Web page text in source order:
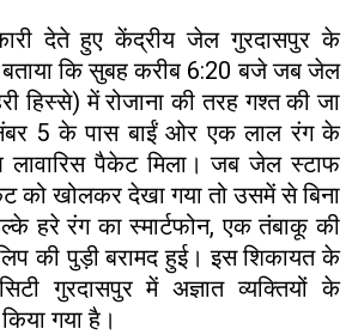
देते हुए केंद्रीय जेल गुरदासपुर के
कि सुबह करीब 6:20 बजे जब जेल
हिस्से) में रोजाना की तरह गश्त की जा
नंबर 5 के पास बाईं ओर एक लाल रंग के
लावारिस पैकेट मिला। जब जेल स्टाफ
को खोलकर देखा गया तो उसमें से बिना
हरे रंग का स्मार्टफोन, एक तंबाकू की
की पुड़ी बरामद हुई। इस शिकायत के
गुरदासपुर में अज्ञात व्यक्तियों के
गया है।